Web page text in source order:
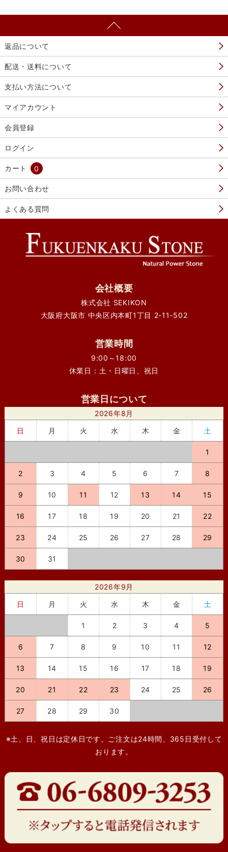
返品について
配送・送料について
支払い方法について
マイアカウント
会員登録
ログイン
カート 0
お問い合わせ
よくある質問
会社概要
株式会社 SEKIKON
大阪府大阪市 中央区内本町1丁目 2-11-502
営業時間
9:00～18:00
休業日：土・日曜日、祝日
営業日について
2026年8月
日
月 火 水 木 金 土
1
2 3 4 5 6 7 8
9 10 11 12 13 14 15
16 17 18 19 20 21 22
23 24 25 26 27 28 29
30 31
2026年9月
日
月 火 水 木 金 土
1 2 3 4 5
6 7 8 9 10 11 12
13 14 15 16 17 18 19
20 21 22 23 24 25 26
27 28 29 30
※土、日、祝日は定休日です。ご注文は24時間、365日受付して
おります。